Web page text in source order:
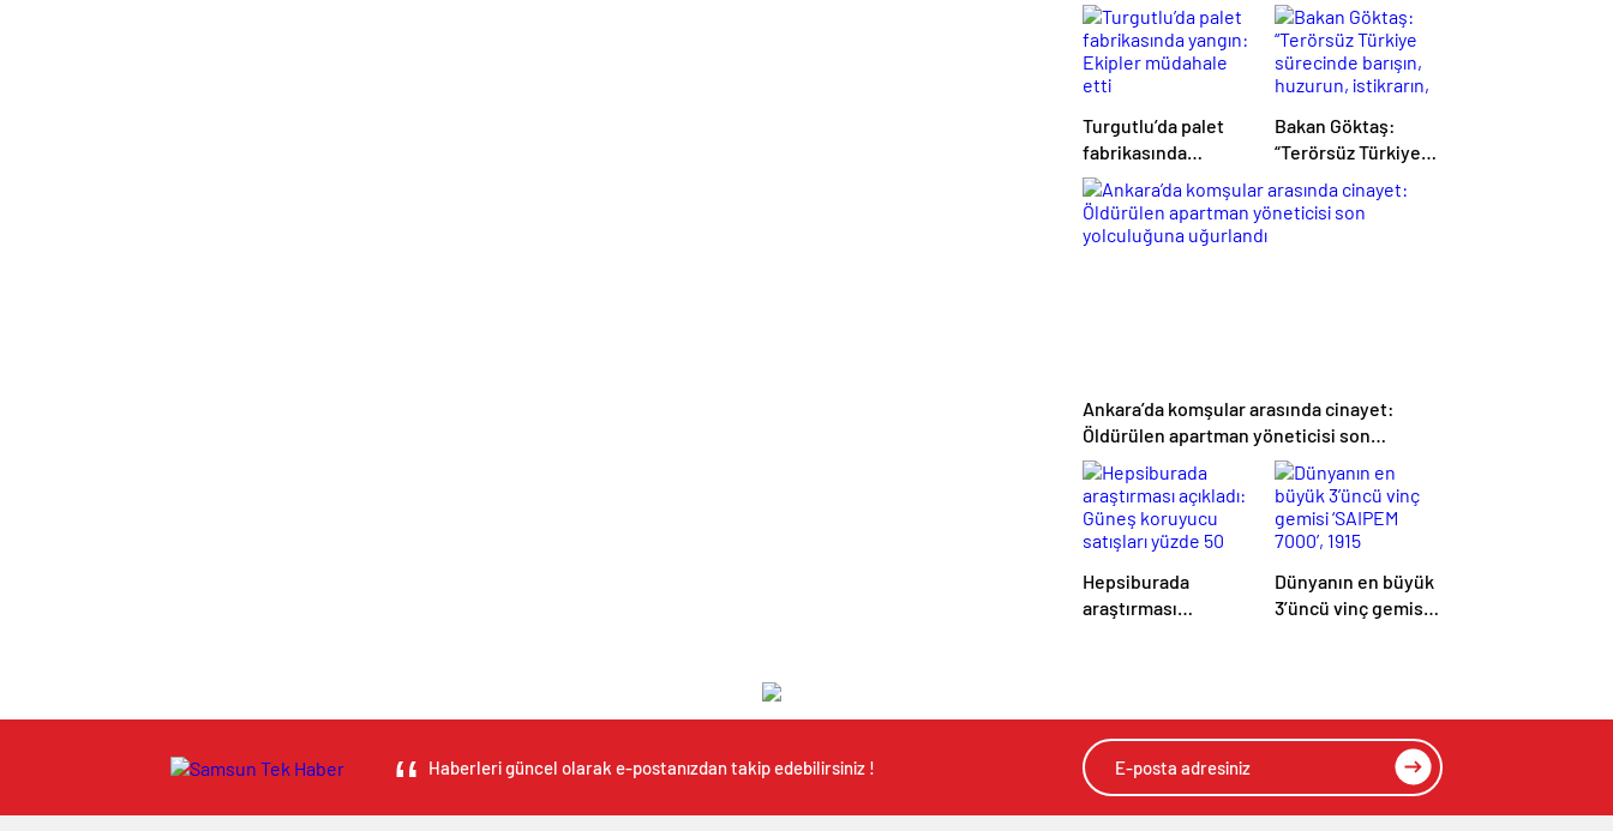
Turgutlu’da palet
fabrikasında
yangın: Ekipler
müdahale etti
Bakan Göktaş:
“Terörsüz Türkiye
sürecinde barışın,
huzurun, istikrarın,
Ankara’da komşular arasında cinayet:
Öldürülen apartman yöneticisi son
yolculuğuna uğurlandı
Hepsiburada
araştırması
Dünyanın en büyük
3’üncü vinç gemisi
Haberleri güncel olarak e-postanızdan takip edebilirsiniz !